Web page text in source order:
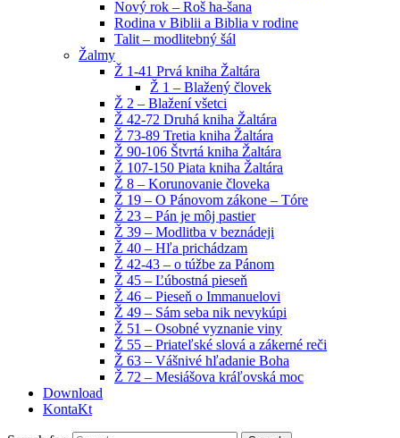
Nový rok – Roš ha-šana
Rodina v Biblii a Biblia v rodine
Talit – modlitebný šál
Žalmy
Ž 1-41 Prvá kniha Žaltára
Ž 1 – Blažený človek
Ž 2 – Blažení všetci
Ž 42-72 Druhá kniha Žaltára
Ž 73-89 Tretia kniha Žaltára
Ž 90-106 Štvrtá kniha Žaltára
Ž 107-150 Piata kniha Žaltára
Ž 8 – Korunovanie človeka
Ž 19 – O Pánovom zákone – Tóre
Ž 23 – Pán je môj pastier
Ž 39 – Modlitba v beznádeji
Ž 40 – Hľa prichádzam
Ž 42-43 – o túžbe za Pánom
Ž 45 – Ľúbostná pieseň
Ž 46 – Pieseň o Immanuelovi
Ž 49 – Sám seba nik nevykúpi
Ž 51 – Osobné vyznanie viny
Ž 55 – Priateľské slová a zákerné reči
Ž 63 – Vášnivé hľadanie Boha
Ž 72 – Mesiášova kráľovská moc
Download
KontaKt